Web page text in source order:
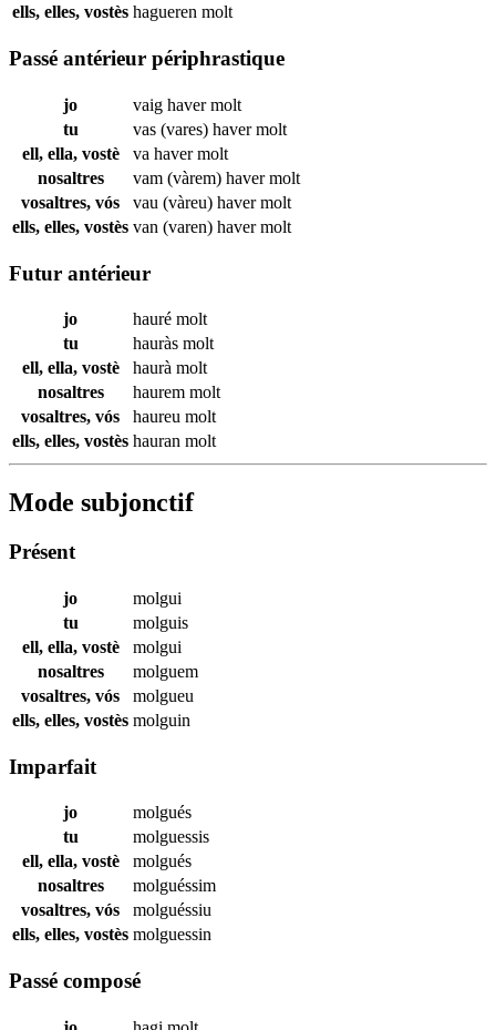
ells, elles, vostès hagueren molt
Passé antérieur périphrastique
jo vaig havermolt
tu
vas (vares) havermolt
ell, ella, vostè
va havermolt
nosaltres
vam (vàrem) havermolt
vosaltres, vós
vau (vàreu) havermolt
ells, elles, vostès van (varen) havermolt
Futur antérieur
jo hauré molt
tu
hauràs molt
ell, ella, vostè
haurà molt
nosaltres
haurem molt
vosaltres, vós
haureu molt
ells, elles, vostès hauran molt
Mode subjonctif
Présent
jo
molgui
tu
molguis
ell, ella, vostè
molgui
nosaltres
molguem
vosaltres, vós
molgueu
ells, elles, vostès molguin
Imparfait
jo
molgués
tu
molguessis
ell, ella, vostè
molgués
nosaltres
molguéssim
vosaltres, vós
molguéssiu
ells, elles, vostès molguessin
Passé composé